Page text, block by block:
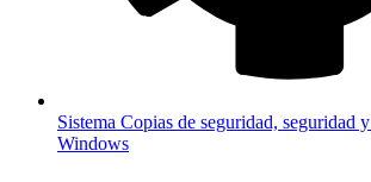
Sistema Copias de seguridad, seguridad
Windows